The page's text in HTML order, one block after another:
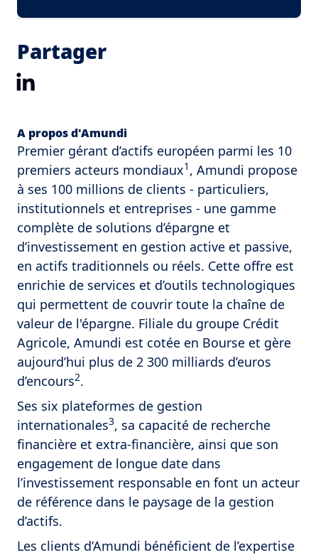
Partager
A propos d'Amundi
Premier gérant d’actifs européen parmi les 10
premiers acteurs mondiaux1 , Amundi propose
à ses 100 millions de clients - particuliers,
institutionnels et entreprises - une gamme
complète de solutions d’épargne et
d’investissement en gestion active et passive,
en actifs traditionnels ou réels. Cette offre est
enrichie de services et d’outils technologiques
qui permettent de couvrir toute la chaîne de
valeur de l'épargne. Filiale du groupe Crédit
Agricole, Amundi est cotée en Bourse et gère
aujourd’hui plus de 2 300 milliards d’euros
d’encours2.
Ses six plateformes de gestion
internationales3, sa capacité de recherche
financière et extra-financière, ainsi que son
engagement de longue date dans
l’investissement responsable en font un acteur
de référence dans le paysage de la gestion
d’actifs.
Les clients d’Amundi bénéficient de l’expertise